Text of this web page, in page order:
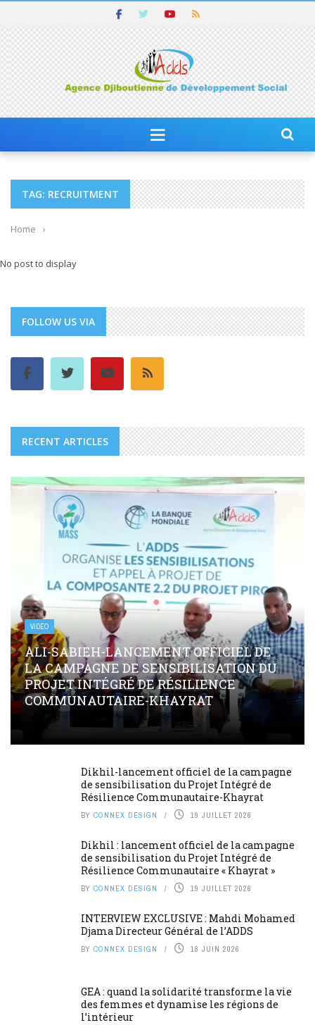
TAG: RECRUITMENT
Home ›
No post to display
FOLLOW US VIA
RECENT ARTICLES
VIDÉO
ALI-SABIEH-LANCEMENT OFFICIEL DE
LA CAMPAGNE DE SENSIBILISATION DU
PROJET INTÉGRÉ DE RÉSILIENCE
COMMUNAUTAIRE-KHAYRAT
Dikhil-lancement officiel de la campagne
de sensibilisation du Projet Intégré de
Résilience Communautaire-Khayrat
BY CONNEX DESIGN 19 JUILLET 2026
Dikhil : lancement officiel de la campagne
de sensibilisation du Projet Intégré de
Résilience Communautaire « Khayrat »
BY CONNEX DESIGN 19 JUILLET 2026
INTERVIEW EXCLUSIVE : Mahdi Mohamed
Djama Directeur Général de l’ADDS
BY CONNEX DESIGN 18 JUIN 2026
GEA : quand la solidarité transforme la vie
des femmes et dynamise les régions de
l’intérieur